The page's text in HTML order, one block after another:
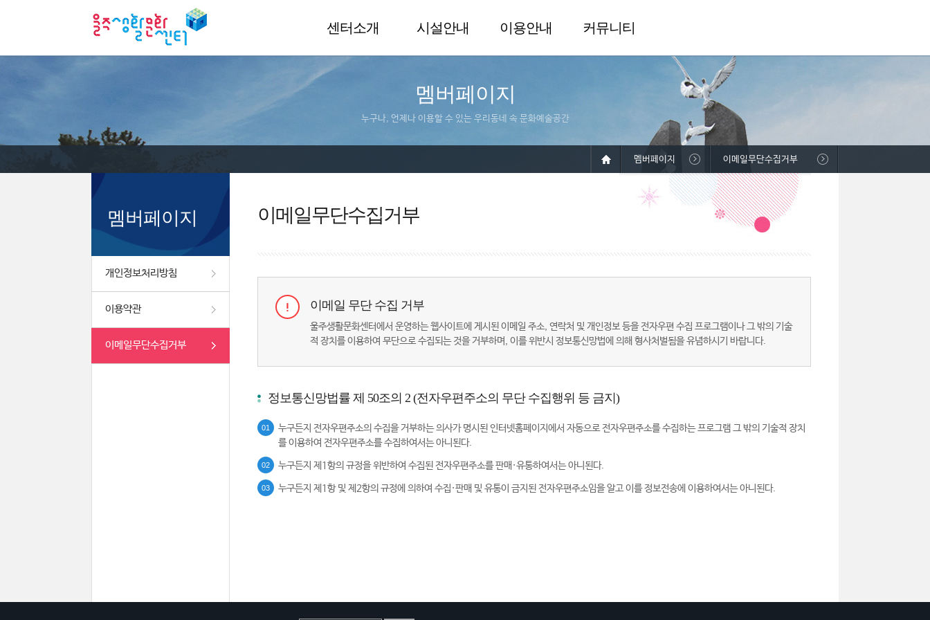
센터소개 시설안내 이용안내 커뮤니티
멤버페이지
누구나, 언제나 이용할 수 있는 우리동네 속 문화예술공간
멤버페이지
개인정보처리방침
이용약관
이메일무단수집거부
멤버페이지 이메일무단수집거부
이메일무단수집거부
이메일 무단 수집 거부
울주생활문화센터에서 운영하는 웹사이트에 게시된 이메일 주소, 연락처 및 개인정보 등을 전자우편 수집 프로그램이나 그 밖의 기술
적 장치를 이용하여 무단으로 수집되는 것을 거부하며, 이를 위반시 정보통신망법에 의해 형사처벌됨을 유념하시기 바랍니다.
정보통신망법률 제 50조의 2 (전자우편주소의 무단 수집행위 등 금지)
01
누구든지 전자우편주소의 수집을 거부하는 의사가 명시된 인터넷홈페이지에서 자동으로 전자우편주소를 수집하는 프로그램 그 밖의 기술적 장치
를 이용하여 전자우편주소를 수집하여서는 아니된다.
02 누구든지 제1항의 규정을 위반하여 수집된 전자우편주소를 판매·유통하여서는 아니된다.
03 누구든지 제1항 및 제2항의 규정에 의하여 수집·판매 및 유통이 금지된 전자우편주소임을 알고 이를 정보전송에 이용하여서는 아니된다.